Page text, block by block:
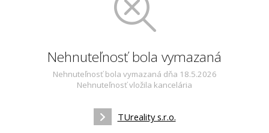
Nehnuteľnosť bola vymazaná
Nehnuteľnosť bola vymazaná dňa 18.5.2026
Nehnuteľnosť vložila kancelária
TUreality s.r.o.